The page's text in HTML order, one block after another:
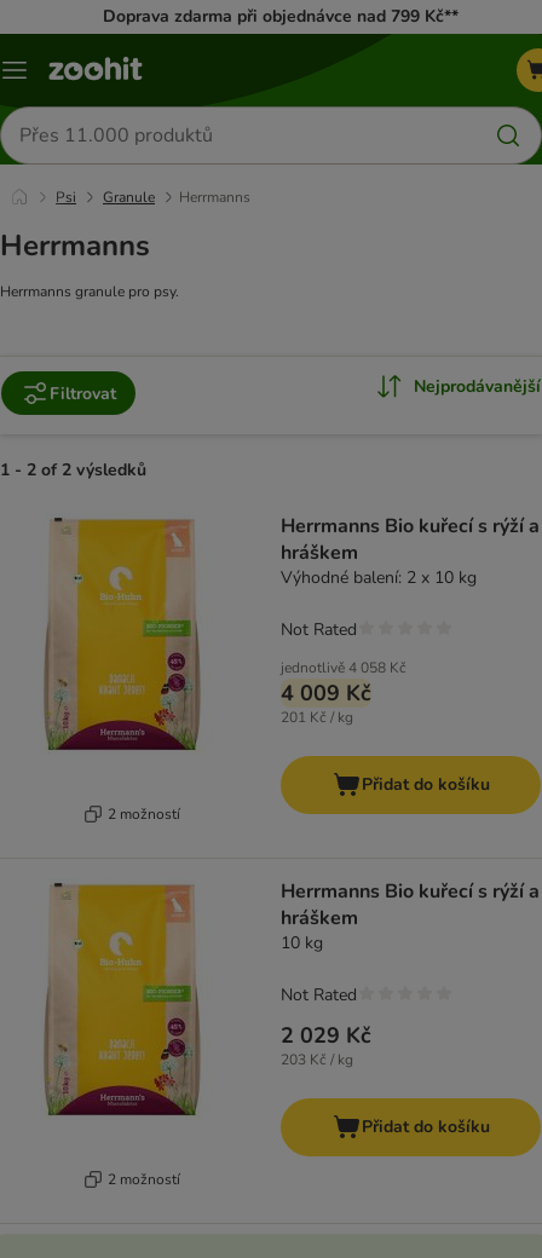
Doprava zdarma při objednávce nad 799 Kč**
Menu
Hledat
produkty
Psi Granule Herrmanns
Herrmanns
Herrmanns granule pro psy.
Filtrovat Nejprodávanější
1 - 2 of 2 výsledků
2 možností
Herrmanns Bio kuřecí s rýží a
hráškem
Výhodné balení: 2 x 10 kg
jednotlivě4 058 Kč
4 009 Kč
201 Kč / kg
Not Rated
Přidat do košíku
2 možností
Herrmanns Bio kuřecí s rýží a
hráškem
10 kg
2 029 Kč
203 Kč / kg
Not Rated
Přidat do košíku